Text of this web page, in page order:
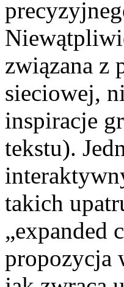
związana z
sieciowej,
inspiracje
tekstu).
takich
„expanded
propozycja